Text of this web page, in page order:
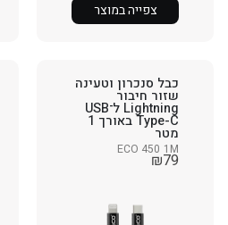
צפייה במוצר
כבל סנכרון וטעינה
שזור חיבור
Lightning ל־USB
Type-C באורך 1
מטר
ECO 450 1M
₪79